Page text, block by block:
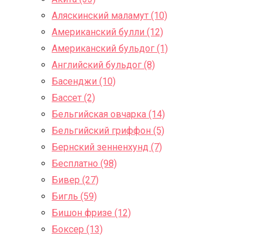
Аляскинский маламут (10)
Американский булли (12)
Американский бульдог (1)
Английский бульдог (8)
Басенджи (10)
Бассет (2)
Бельгийская овчарка (14)
Бельгийский гриффон (5)
Бернский зенненхунд (7)
Бесплатно (98)
Бивер (27)
Бигль (59)
Бишон фризе (12)
Боксер (13)